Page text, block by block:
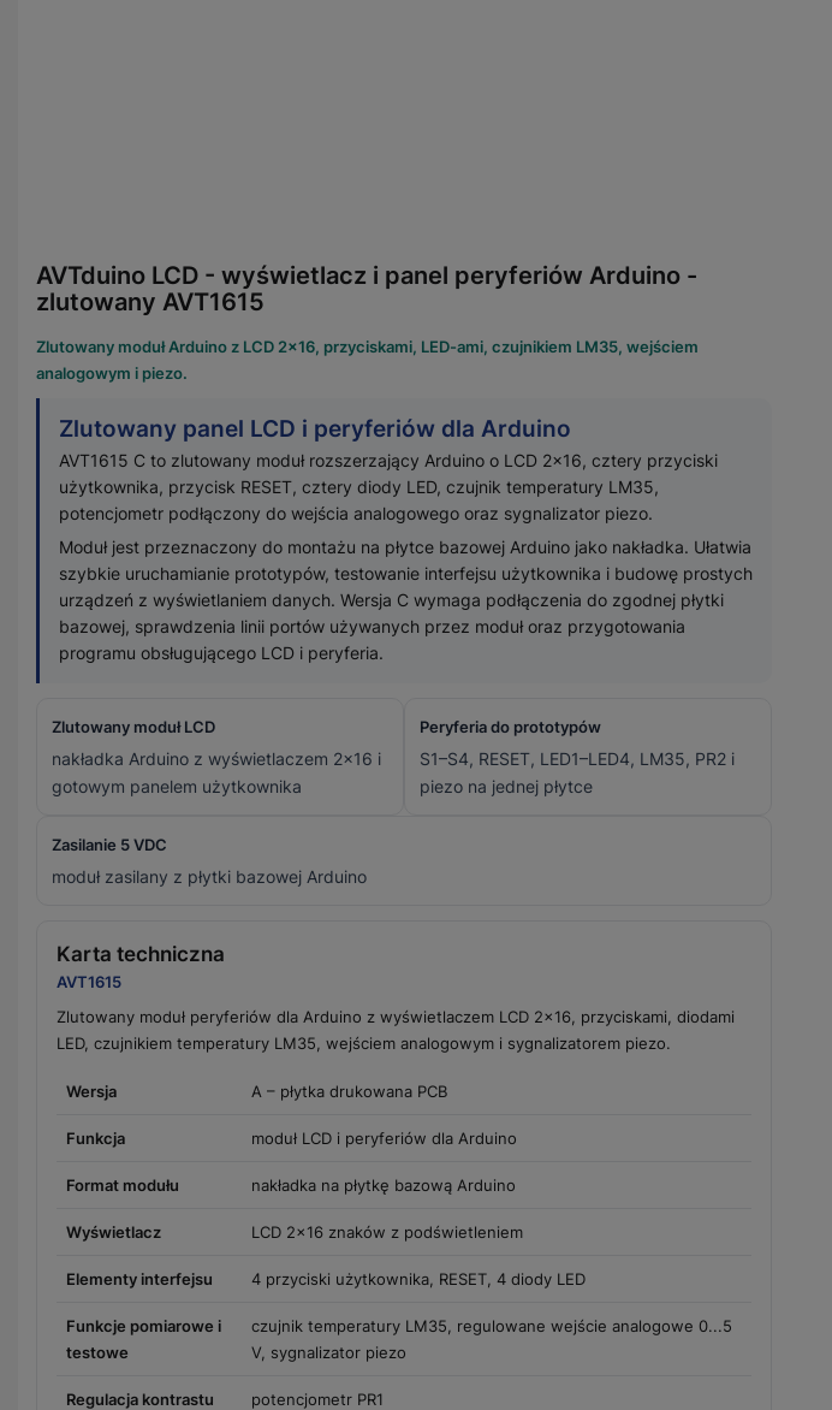
AVTduino LCD - wyświetlacz i panel peryferiów Arduino -
zlutowany AVT1615
Zlutowany moduł Arduino z LCD 2×16, przyciskami, LED-ami, czujnikiem LM35, wejściem
analogowym i piezo.
Zlutowany panel LCD i peryferiów dla Arduino
AVT1615 C to zlutowany moduł rozszerzający Arduino o LCD 2×16, cztery przyciski
użytkownika, przycisk RESET, cztery diody LED, czujnik temperatury LM35,
potencjometr podłączony do wejścia analogowego oraz sygnalizator piezo.
Moduł jest przeznaczony do montażu na płytce bazowej Arduino jako nakładka. Ułatwia
szybkie uruchamianie prototypów, testowanie interfejsu użytkownika i budowę prostych
urządzeń z wyświetlaniem danych. Wersja C wymaga podłączenia do zgodnej płytki
bazowej, sprawdzenia linii portów używanych przez moduł oraz przygotowania
programu obsługującego LCD i peryferia.
Zlutowany moduł LCD
nakładka Arduino z wyświetlaczem 2×16 i
gotowym panelem użytkownika
Peryferia do prototypów
S1–S4, RESET, LED1–LED4, LM35, PR2 i
piezo na jednej płytce
Zasilanie 5 VDC
moduł zasilany z płytki bazowej Arduino
Karta techniczna
AVT1615
Zlutowany moduł peryferiów dla Arduino z wyświetlaczem LCD 2×16, przyciskami, diodami
LED, czujnikiem temperatury LM35, wejściem analogowym i sygnalizatorem piezo.
Wersja A – płytka drukowana PCB
Funkcja moduł LCD i peryferiów dla Arduino
Format modułu nakładka na płytkę bazową Arduino
Wyświetlacz LCD 2×16 znaków z podświetleniem
Elementy interfejsu 4 przyciski użytkownika, RESET, 4 diody LED
Funkcje pomiarowe i
testowe
czujnik temperatury LM35, regulowane wejście analogowe 0...5
V, sygnalizator piezo
Regulacja kontrastu
potencjometr PR1